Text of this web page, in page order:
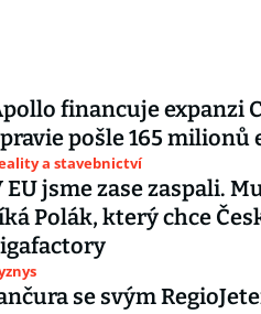
financuje expanzi
pošle 165 milionů
a stavebnictví
EU jsme zase zaspali.
Polák, který chce
se svým